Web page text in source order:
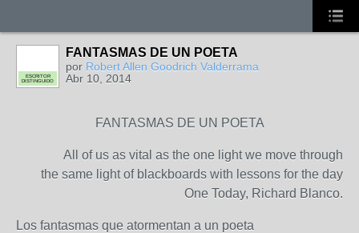
ESCRITOR
DISTINGUIDO
FANTASMAS DE UN POETA
por Robert Allen Goodrich Valderrama
Abr 10, 2014
FANTASMAS DE UN POETA
All of us as vital as the one light we move through
the same light of blackboards with lessons for the day
One Today, Richard Blanco.
Los fantasmas que atormentan a un poeta